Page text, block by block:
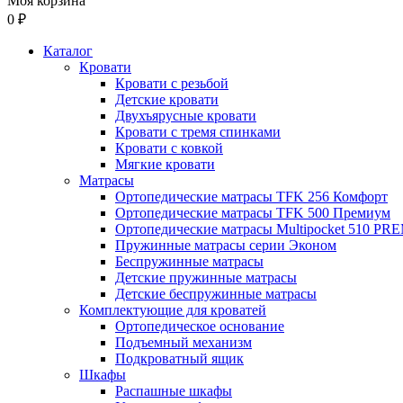
0 ₽
Каталог
Кровати
Кровати с резьбой
Детские кровати
Двухъярусные кровати
Кровати с тремя спинками
Кровати с ковкой
Мягкие кровати
Матрасы
Ортопедические матрасы TFK 256 Комфорт
Ортопедические матрасы TFK 500 Премиум
Ортопедические матрасы Multipocket 510
Пружинные матрасы серии Эконом
Беспружинные матрасы
Детские пружинные матрасы
Детские беспружинные матрасы
Комплектующие для кроватей
Ортопедическое основание
Подъемный механизм
Подкроватный ящик
Шкафы
Распашные шкафы